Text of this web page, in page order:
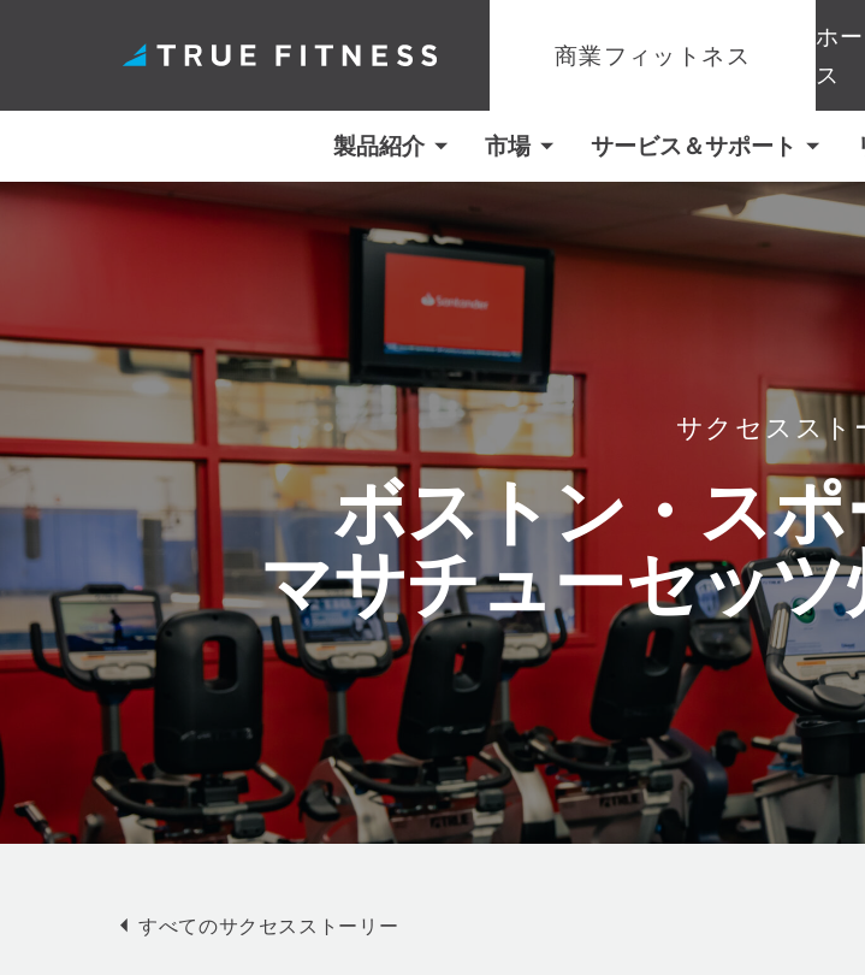
コ
ツ
ス
キ
ッ
商業フィットネス
ホ
ス
製品紹介 市場 サービス＆サポート
サクセススト
ボストン・ス
マサチューセッ
すべてのサクセスストーリー